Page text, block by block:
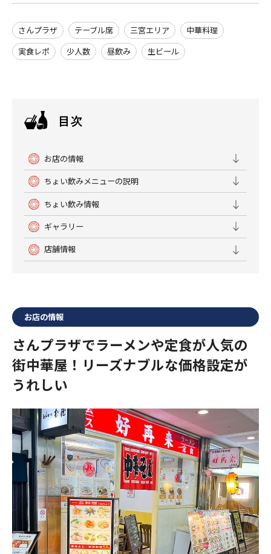
さんプラザ テーブル席 三宮エリア
中華料理
実食レポ
少人数 昼飲み 生ビール
お店の情報
ちょい飲みメニューの説明
ちょい飲み情報
ギャラリー
店舗情報
お店の情報
さんプラザでラーメンや定食が人気の
街中華屋！リーズナブルな価格設定が
うれしい